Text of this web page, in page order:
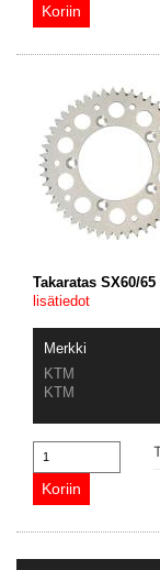
Takaratas SX60/
lisätiedot
Merkki
KTM
KTM